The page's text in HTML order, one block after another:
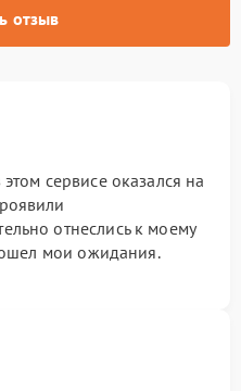
отзыв
сервисе оказался на
отнеслись к моему
мои ожидания.